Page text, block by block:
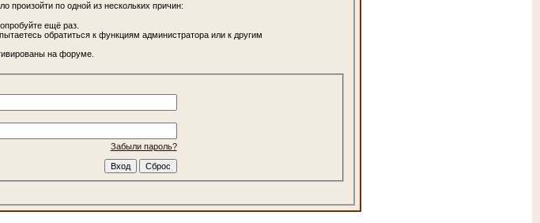
произойти по одной из нескольких причин:
ещё раз.
обратиться к функциям администратора или к другим
на форуме.
Забыли пароль?